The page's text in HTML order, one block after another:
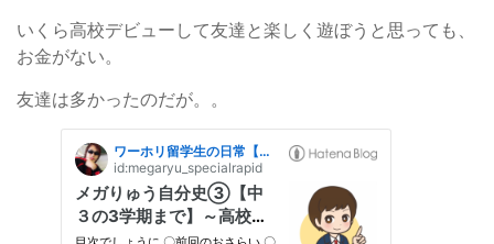
いくら高校デビューして友達と楽しく遊ぼうと思っても、
お金がない。
友達は多かったのだが。。